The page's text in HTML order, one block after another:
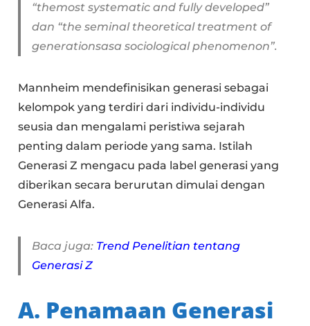
“themost systematic and fully developed”
dan “the seminal theoretical treatment of
generationsasa sociological phenomenon”.
Mannheim mendefinisikan generasi sebagai
kelompok yang terdiri dari individu-individu
seusia dan mengalami peristiwa sejarah
penting dalam periode yang sama. Istilah
Generasi Z mengacu pada label generasi yang
diberikan secara berurutan dimulai dengan
Generasi Alfa.
Baca juga: Trend Penelitian tentang
Generasi Z
A. Penamaan Generasi